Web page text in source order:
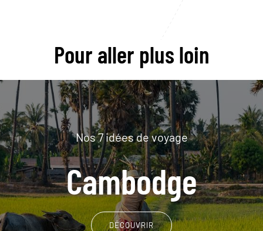
Pour aller plus loin
Nos 7 idées de voyage
Cambodge
DÉCOUVRIR